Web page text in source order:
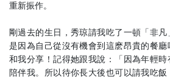
重新振作。
剛過去的生日，秀琼請我吃了一頓「非凡
是因為自己從沒有機會到這麽昂貴的餐
和我分享！記得她跟我說：「因為年輕
陪伴我。所以待你長大後也可以請我吃